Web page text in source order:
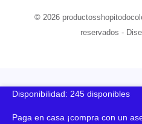
© 2026
reservados -
Disponibilidad: 245 disponibles
Paga en casa ¡compra con un